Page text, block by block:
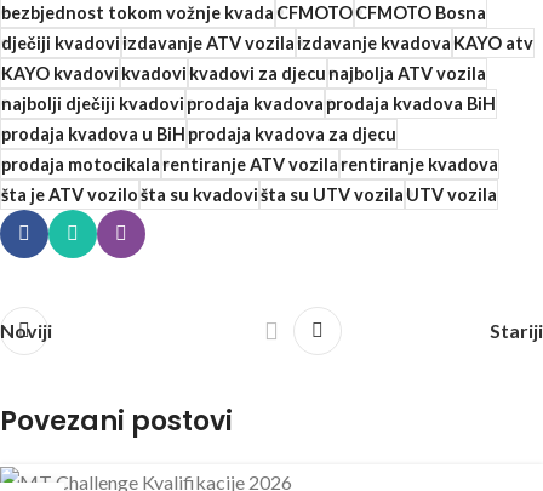
bezbjednost tokom vožnje kvadaCFMOTOCFMOTO Bosna
dječiji kvadoviizdavanje ATV vozilaizdavanje kvadovaKAYO atv
KAYO kvadovikvadovikvadovi za djecunajbolja ATV vozila
najbolji dječiji kvadoviprodaja kvadovaprodaja kvadova BiH
prodaja kvadova u BiHprodaja kvadova za djecu
prodaja motocikalarentiranje ATV vozilarentiranje kvadova
šta je ATV vozilošta su kvadovišta su UTV vozilaUTV vozila
Noviji Stariji
Povezani postovi